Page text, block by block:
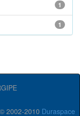
1
1
2002-2010 Duraspace